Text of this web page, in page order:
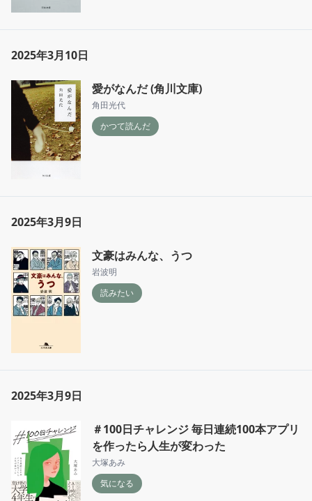
2025年3月10日
愛がなんだ (角川文庫)
角田光代
かつて読んだ
2025年3月9日
文豪はみんな、うつ
岩波明
読みたい
2025年3月9日
＃100日チャレンジ 毎日連続100本アプリ
を作ったら人生が変わった
大塚あみ
気になる